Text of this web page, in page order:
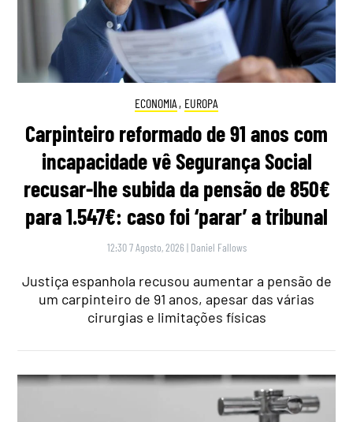
ECONOMIA , EUROPA
Carpinteiro reformado de 91 anos com
incapacidade vê Segurança Social
recusar-lhe subida da pensão de 850€
para 1.547€: caso foi ‘parar’ a tribunal
12:30 7 Agosto, 2026 | Daniel Fallows
Justiça espanhola recusou aumentar a pensão de
um carpinteiro de 91 anos, apesar das várias
cirurgias e limitações físicas